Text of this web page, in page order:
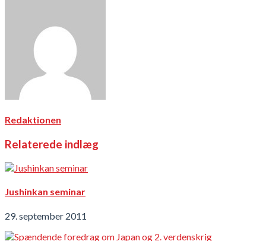
Redaktionen
Relaterede indlæg
Jushinkan seminar
29. september 2011